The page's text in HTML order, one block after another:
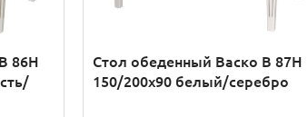
86Н
Стол обеденный Васко В 87Н
150/200х90 белый/серебро